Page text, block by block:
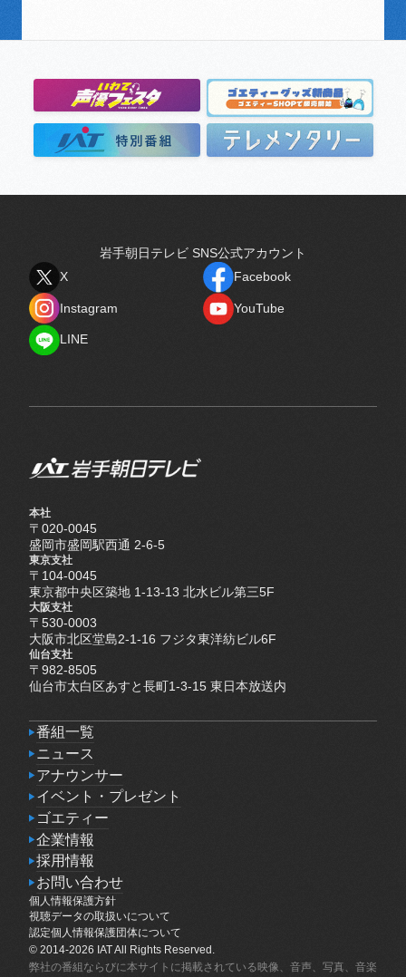
岩手朝日テレビ SNS公式アカウント
X
Facebook
Instagram
YouTube
LINE
本社
〒020-0045
盛岡市盛岡駅西通 2-6-5
東京支社
〒104-0045
東京都中央区築地 1-13-13 北水ビル第三5F
大阪支社
〒530-0003
大阪市北区堂島2-1-16 フジタ東洋紡ビル6F
仙台支社
〒982-8505
仙台市太白区あすと長町1-3-15 東日本放送内
番組一覧
番組一覧
ニュース
ニュース
アナウンサー
アナウンサー
イベント・プレゼント
イベント・プレゼント
ゴエティー
ゴエティー
企業情報
企業情報
採用情報
採用情報
お問い合わせ
お問い合わせ
個人情報保護方針
個人情報保護方針
視聴データの取扱いについて
視聴データの取扱いについて
認定個人情報保護団体について
認定個人情報保護団体について
© 2014-2026 IAT All Rights Reserved.
弊社の番組ならびに本サイトに掲載されている映像、音声、写真、音楽